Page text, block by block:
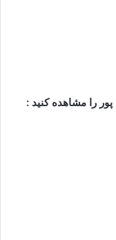
را مشاهده کنید :